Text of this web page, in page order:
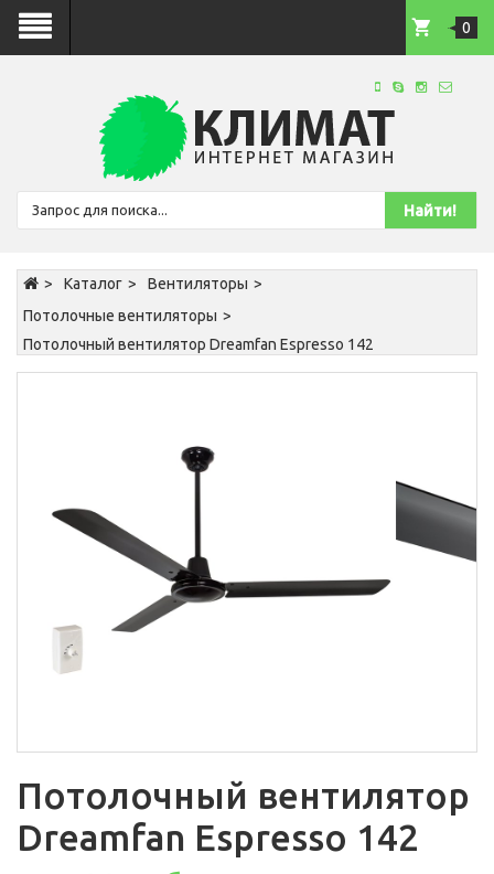
0
Каталог
Вентиляторы
Потолочные вентиляторы
Потолочный вентилятор Dreamfan Espresso 142
Потолочный вентилятор
Dreamfan Espresso 142